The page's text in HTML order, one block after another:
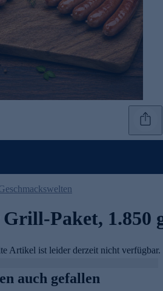
Paket, 1.850
Artikel ist leider derzeit nicht verfügbar.
auch gefallen